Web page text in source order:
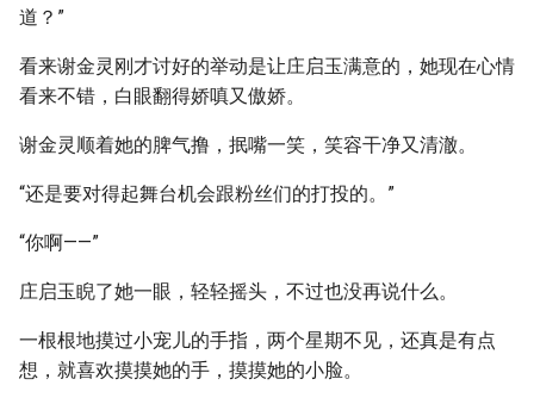
道？”
看来谢金灵刚才讨好的举动是让庄启玉满意的，她现在心情
看来不错，白眼翻得娇嗔又傲娇。
谢金灵顺着她的脾气撸，抿嘴一笑，笑容干净又清澈。
“还是要对得起舞台机会跟粉丝们的打投的。”
“你啊——”
庄启玉睨了她一眼，轻轻摇头，不过也没再说什么。
一根根地摸过小宠儿的手指，两个星期不见，还真是有点
想，就喜欢摸摸她的手，摸摸她的小脸。